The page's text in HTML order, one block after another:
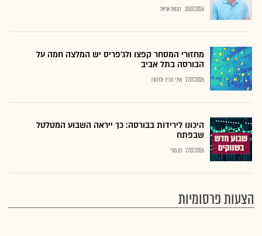
28.07.2026 נתנאל אריאל
מחזורי המסחר קפצו ולג'פריס יש המלצה חמה על
הבורסה בתל אביב
27.07.2026 שירי חביב-ולדהורן
היכונו לירידות בבורסה: כך ייראה השבוע המטלטל
שבפתח
27.07.2026 רם מורי
הצעות פרסומיות